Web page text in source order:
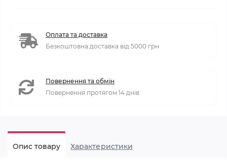
Оплата та доставка
Безкоштовна доставка від 5000 грн
Повернення та обмін
Повернення протягом 14 днів
Опис товару Характеристики